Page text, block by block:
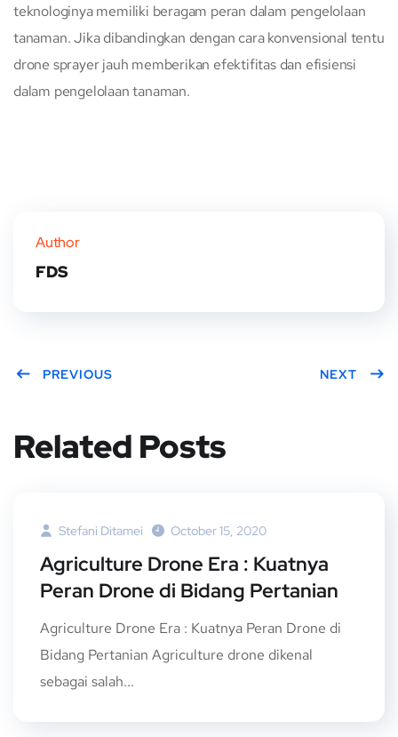
teknologinya memiliki beragam peran dalam pengelolaan
tanaman. Jika dibandingkan dengan cara konvensional tentu
drone sprayer jauh memberikan efektifitas dan efisiensi
dalam pengelolaan tanaman.
Author
FDS
PREVIOUS NEXT
Related Posts
Stefani Ditamei October 15, 2020
Agriculture Drone Era : Kuatnya
Peran Drone di Bidang Pertanian
Agriculture Drone Era : Kuatnya Peran Drone di
Bidang Pertanian Agriculture drone dikenal
sebagai salah...